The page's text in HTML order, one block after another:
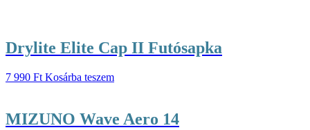
Drylite Elite Cap II Futósapka
7 990 Ft Kosárba teszem
MIZUNO Wave Aero 14